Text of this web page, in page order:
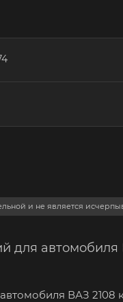
и не является
для автомобиля
ВАЗ